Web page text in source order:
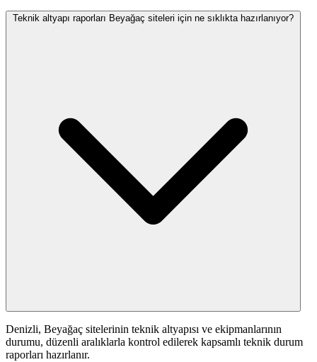
Teknik altyapı raporları Beyağaç siteleri için ne sıklıkta hazırlanıyor?
Denizli, Beyağaç sitelerinin teknik altyapısı ve ekipmanlarının
durumu, düzenli aralıklarla kontrol edilerek kapsamlı teknik durum
raporları hazırlanır.